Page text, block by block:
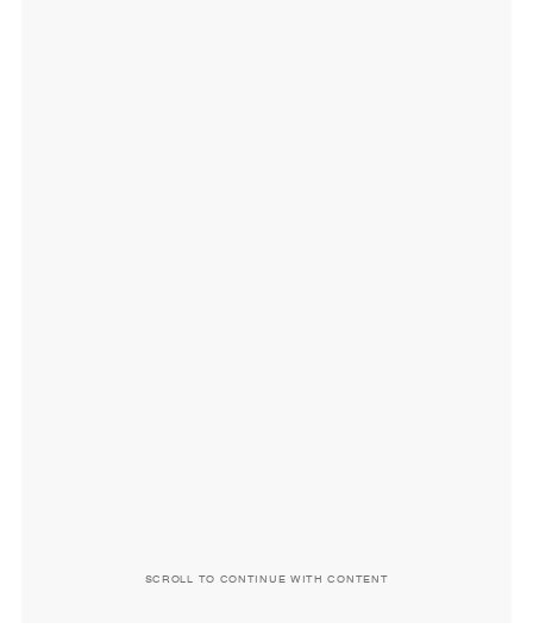
SCROLL TO CONTINUE WITH CONTENT